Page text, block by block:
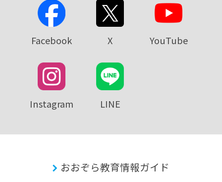
Facebook X YouTube
Instagram LINE
おおぞら教育情報ガイド